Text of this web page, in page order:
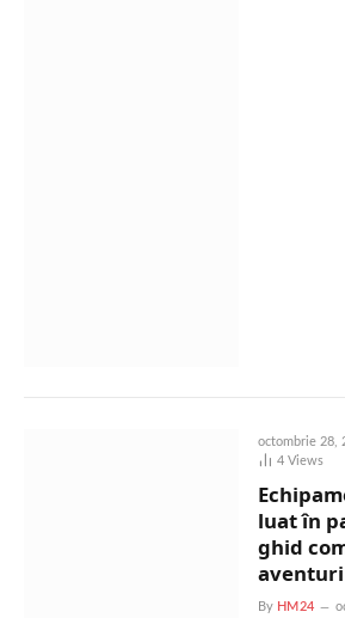
octombrie 28,
4 Views
luat în
ghid
By HM24